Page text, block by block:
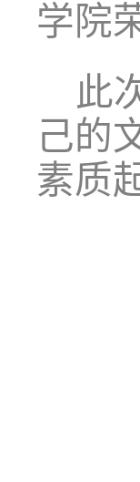
学院
此
己的
素质